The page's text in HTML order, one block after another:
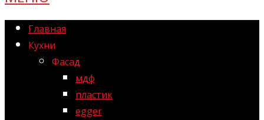
Главная
Кухни
Фасад
мдф
пластик
egger